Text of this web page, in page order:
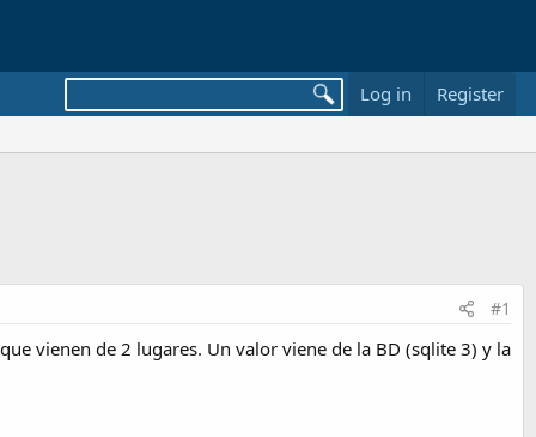
Log in Register
#1
vienen de 2 lugares. Un valor viene de la BD (sqlite 3) y la